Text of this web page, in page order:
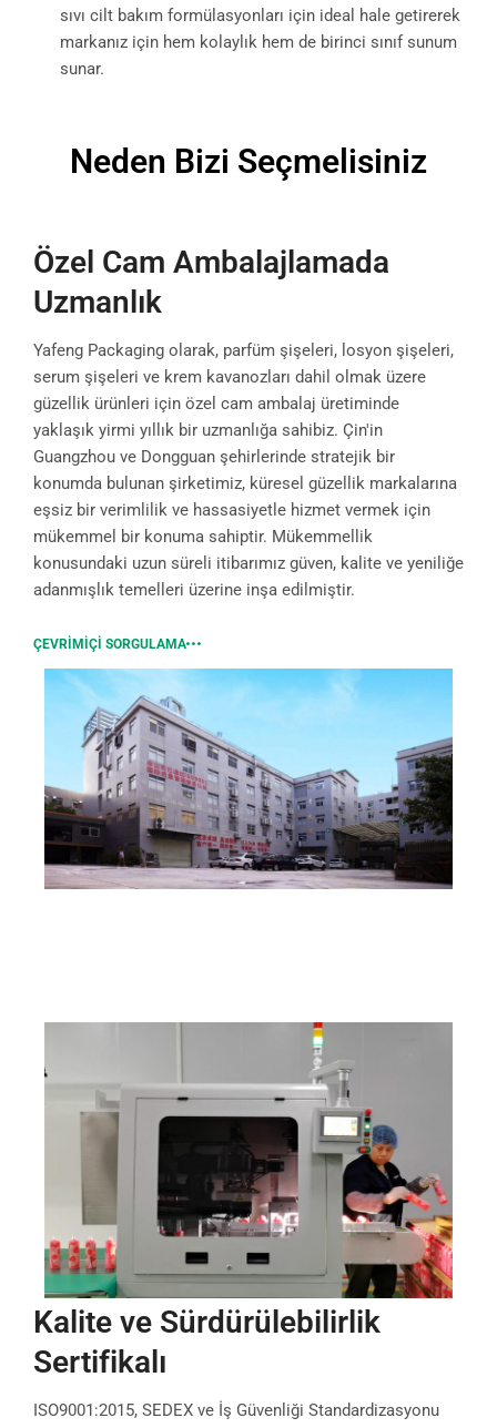
sıvı cilt bakım formülasyonları için ideal hale getirerek
markanız için hem kolaylık hem de birinci sınıf sunum
sunar.
Neden Bizi Seçmelisiniz
Özel Cam Ambalajlamada
Uzmanlık
Yafeng Packaging olarak, parfüm şişeleri, losyon şişeleri,
serum şişeleri ve krem kavanozları dahil olmak üzere
güzellik ürünleri için özel cam ambalaj üretiminde
yaklaşık yirmi yıllık bir uzmanlığa sahibiz. Çin'in
Guangzhou ve Dongguan şehirlerinde stratejik bir
konumda bulunan şirketimiz, küresel güzellik markalarına
eşsiz bir verimlilik ve hassasiyetle hizmet vermek için
mükemmel bir konuma sahiptir. Mükemmellik
konusundaki uzun süreli itibarımız güven, kalite ve yeniliğe
adanmışlık temelleri üzerine inşa edilmiştir.
ÇEVRIMIÇI SORGULAMA
Kalite ve Sürdürülebilirlik
Sertifikalı
ISO9001:2015, SEDEX ve İş Güvenliği Standardizasyonu